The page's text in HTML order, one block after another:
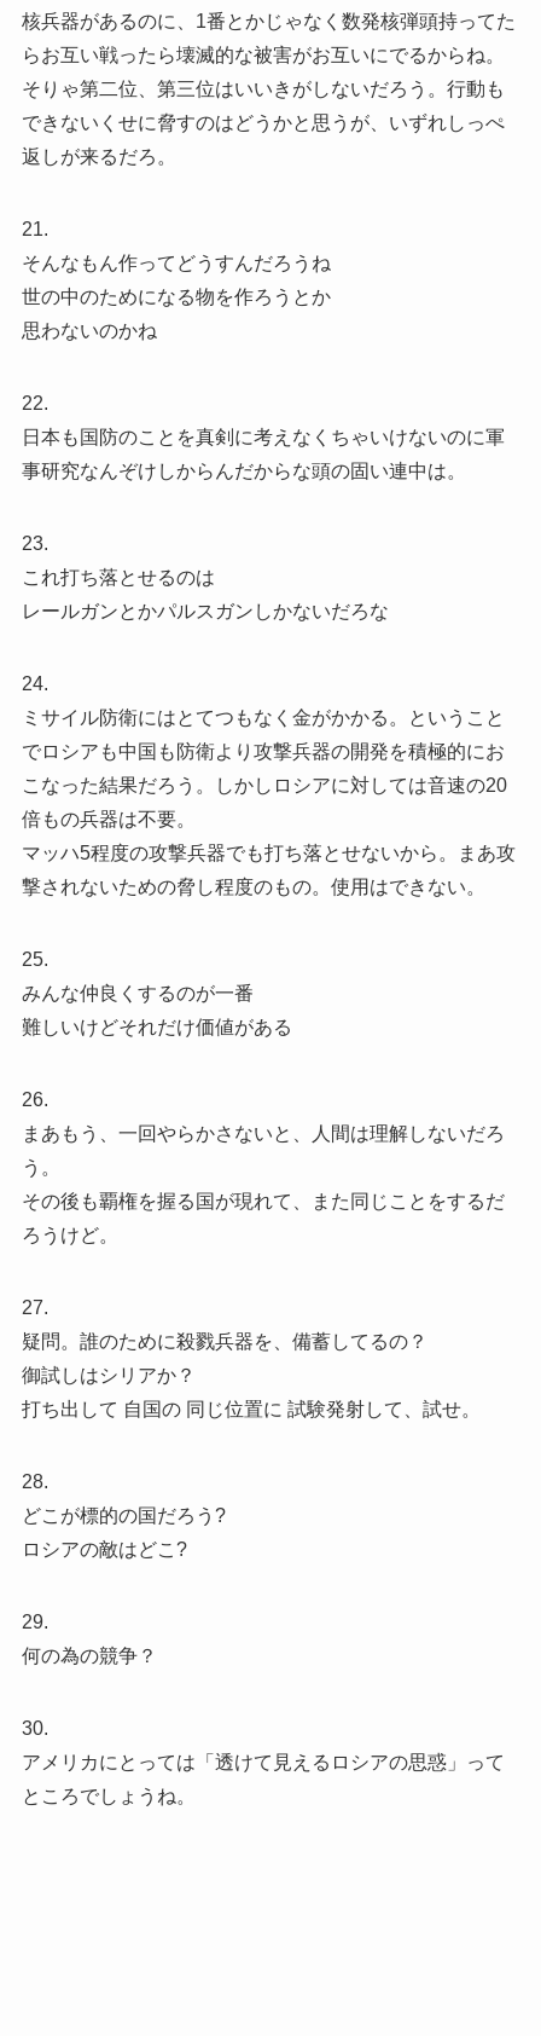
核兵器があるのに、1番とかじゃなく数発核弾頭持ってた
らお互い戦ったら壊滅的な被害がお互いにでるからね。
そりゃ第二位、第三位はいいきがしないだろう。行動も
できないくせに脅すのはどうかと思うが、いずれしっぺ
返しが来るだろ。
21.
そんなもん作ってどうすんだろうね
世の中のためになる物を作ろうとか
思わないのかね
22.
日本も国防のことを真剣に考えなくちゃいけないのに軍
事研究なんぞけしからんだからな頭の固い連中は。
23.
これ打ち落とせるのは
レールガンとかパルスガンしかないだろな
24.
ミサイル防衛にはとてつもなく金がかかる。ということ
でロシアも中国も防衛より攻撃兵器の開発を積極的にお
こなった結果だろう。しかしロシアに対しては音速の20
倍もの兵器は不要。
マッハ5程度の攻撃兵器でも打ち落とせないから。まあ攻
撃されないための脅し程度のもの。使用はできない。
25.
みんな仲良くするのが一番
難しいけどそれだけ価値がある
26.
まあもう、一回やらかさないと、人間は理解しないだろ
う。
その後も覇権を握る国が現れて、また同じことをするだ
ろうけど。
27.
疑問。誰のために殺戮兵器を、備蓄してるの？
御試しはシリアか？
打ち出して 自国の 同じ位置に 試験発射して、試せ。
28.
どこが標的の国だろう?
ロシアの敵はどこ?
29.
何の為の競争？
30.
アメリカにとっては「透けて見えるロシアの思惑」って
ところでしょうね。